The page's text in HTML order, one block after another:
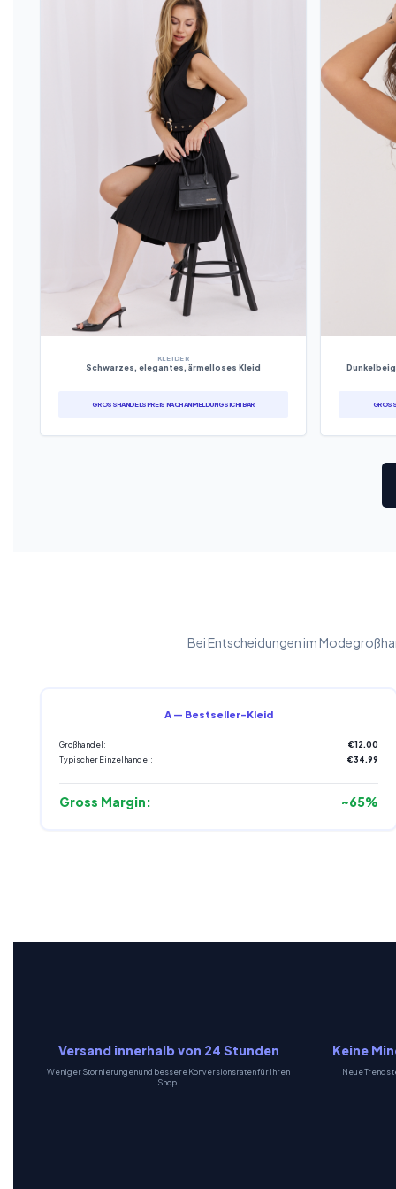
KLEIDER
Schwarzes, elegantes, ärmelloses Kleid
GROSSHANDELSPREIS NACH ANMELDUNG SICHTBAR
Bei Entscheidungen im
A — Bestseller-Kleid
Großhandel:
€12.00
Typischer Einzelhandel:
€34.99
Gross Margin: ~65%
Versand innerhalb von 24 Stunden
Weniger Stornierungen und bessere Konversionsraten für Ihren
Shop.
Keine
Neue Trends